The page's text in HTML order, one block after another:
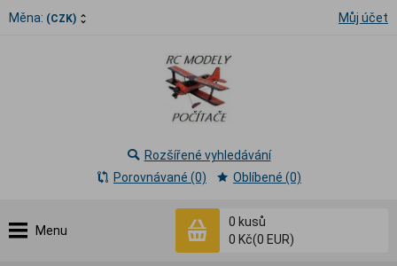
Měna: (CZK) Můj účet
Menu
0 kusů
0 Kč(0 EUR)
Rozšířené vyhledávání
Porovnávané (0)
Oblíbené (0)